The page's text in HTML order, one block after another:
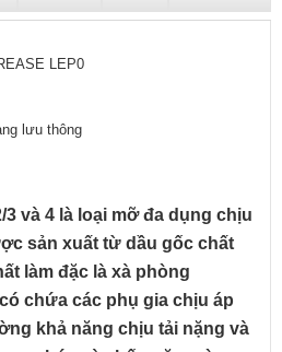
LEP0
lưu thông
3 và 4 là loại mỡ đa dụng chịu
sản xuất từ dầu gốc chất
làm đặc là xà phòng
chứa các phụ gia chịu áp
khả năng chịu tải nặng và